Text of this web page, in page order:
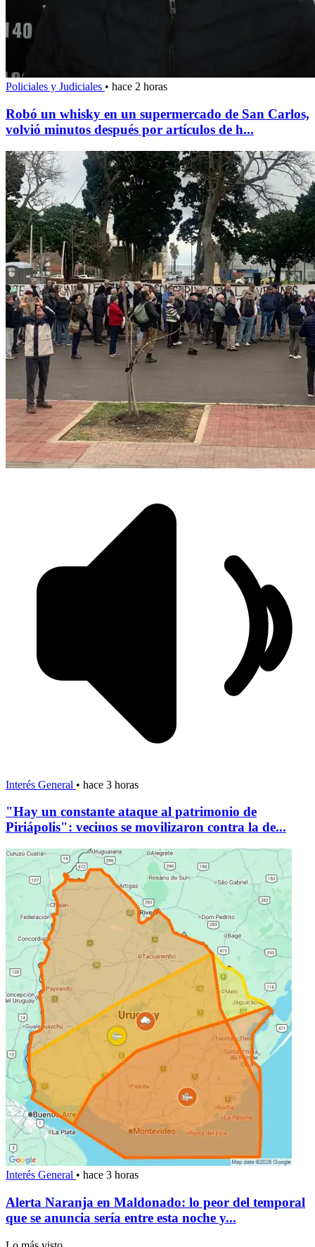
Policiales y Judiciales • hace 2 horas
Robó un whisky en un supermercado de San Carlos,
volvió minutos después por artículos de h...
Interés General • hace 3 horas
"Hay un constante ataque al patrimonio de
Piriápolis": vecinos se movilizaron contra la de...
Interés General • hace 3 horas
Alerta Naranja en Maldonado: lo peor del temporal
que se anuncia sería entre esta noche y...